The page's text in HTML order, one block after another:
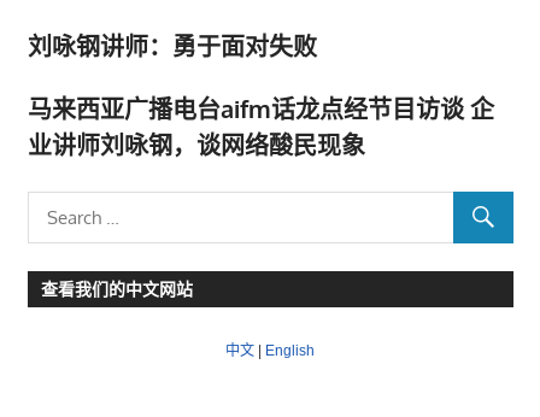
刘咏钢讲师：勇于面对失败
马来西亚广播电台aifm话龙点经节目访谈 企
业讲师刘咏钢，谈网络酸民现象
查看我们的中文网站
中文 English